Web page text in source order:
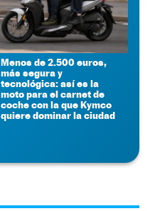
Menos de 2.500 euros,
más segura y
tecnológica: así es la
moto para el carnet de
coche con la que Kymco
quiere dominar la ciudad